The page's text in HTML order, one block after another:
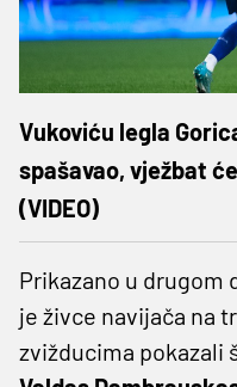
Vukoviću legla
spašavao, vježbat
(VIDEO)
Prikazano u drugom
je živce navijača na
zvižducima pokazali